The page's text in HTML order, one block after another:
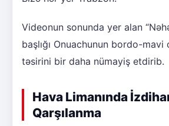
Videonun sonunda yer alan
başlığı Onuachunun bordo-
təsirini bir daha nümayiş etdirib.
Hava Limanında
Qarşılanma